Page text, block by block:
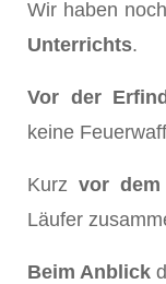
Wir haben
Unterrichts.
Vor der
keine
Kurz vor
Läufer
Beim Anblick